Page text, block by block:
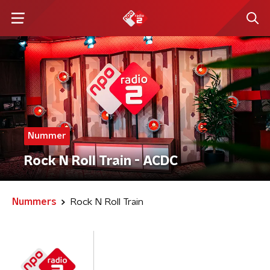
Nummer
Rock N Roll Train - ACDC
Nummers Rock N Roll Train